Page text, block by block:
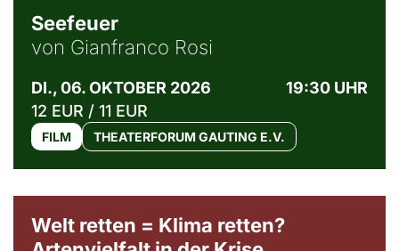
Seefeuer
von Gianfranco Rosi
DI., 06. OKTOBER 2026
19:30 UHR
12 EUR / 11 EUR
FILM THEATERFORUM GAUTING E.V.
Welt retten = Klima retten?